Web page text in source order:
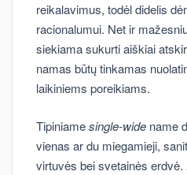
reikalavimus, todėl didelis
racionalumui. Net ir
siekiama sukurti aiškiai
namas būtų tinkamas
laikiniems poreikiams.
Tipiniamesingle-wide name
vienas ar du miegamieji,
virtuvės bei svetainės erdvė.